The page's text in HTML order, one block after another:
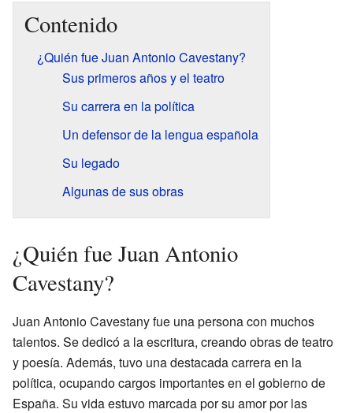
Contenido
¿Quién fue Juan Antonio Cavestany?
Sus primeros años y el teatro
Su carrera en la política
Un defensor de la lengua española
Su legado
Algunas de sus obras
¿Quién fue Juan Antonio
Cavestany?
Juan Antonio Cavestany fue una persona con muchos
talentos. Se dedicó a la escritura, creando obras de teatro
y poesía. Además, tuvo una destacada carrera en la
política, ocupando cargos importantes en el gobierno de
España. Su vida estuvo marcada por su amor por las